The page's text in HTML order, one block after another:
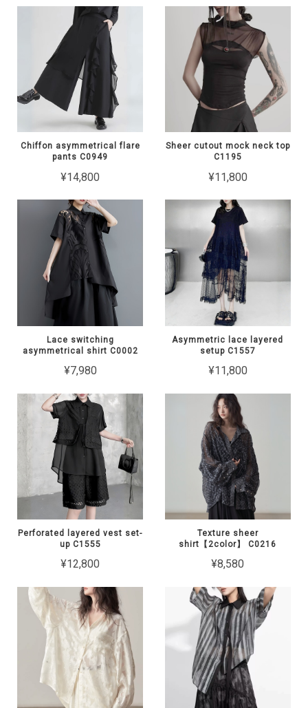
Chiffon asymmetrical flare
pants C0949
¥14,800
Sheer cutout mock neck top
C1195
¥11,800
Lace switching
asymmetrical shirt C0002
¥7,980
Asymmetric lace layered
setup C1557
¥11,800
Perforated layered vest set-
up C1555
¥12,800
Texture sheer
shirt【2color】 C0216
¥8,580